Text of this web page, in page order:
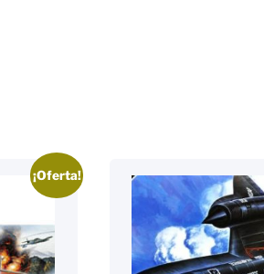
¡Oferta!